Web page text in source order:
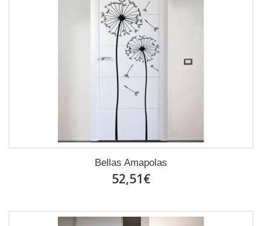
Bellas Amapolas
52,51€